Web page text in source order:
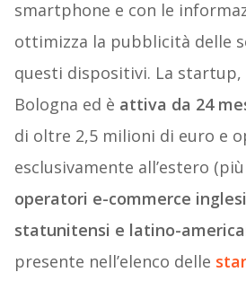
smartphone e con le
ottimizza la pubblicità delle
questi dispositivi. La startup,
Bologna ed è attiva da 24
di oltre 2,5 milioni di euro e
esclusivamente all’estero
operatori e-commerce
statunitensi e latino-
presente nell’elenco delle